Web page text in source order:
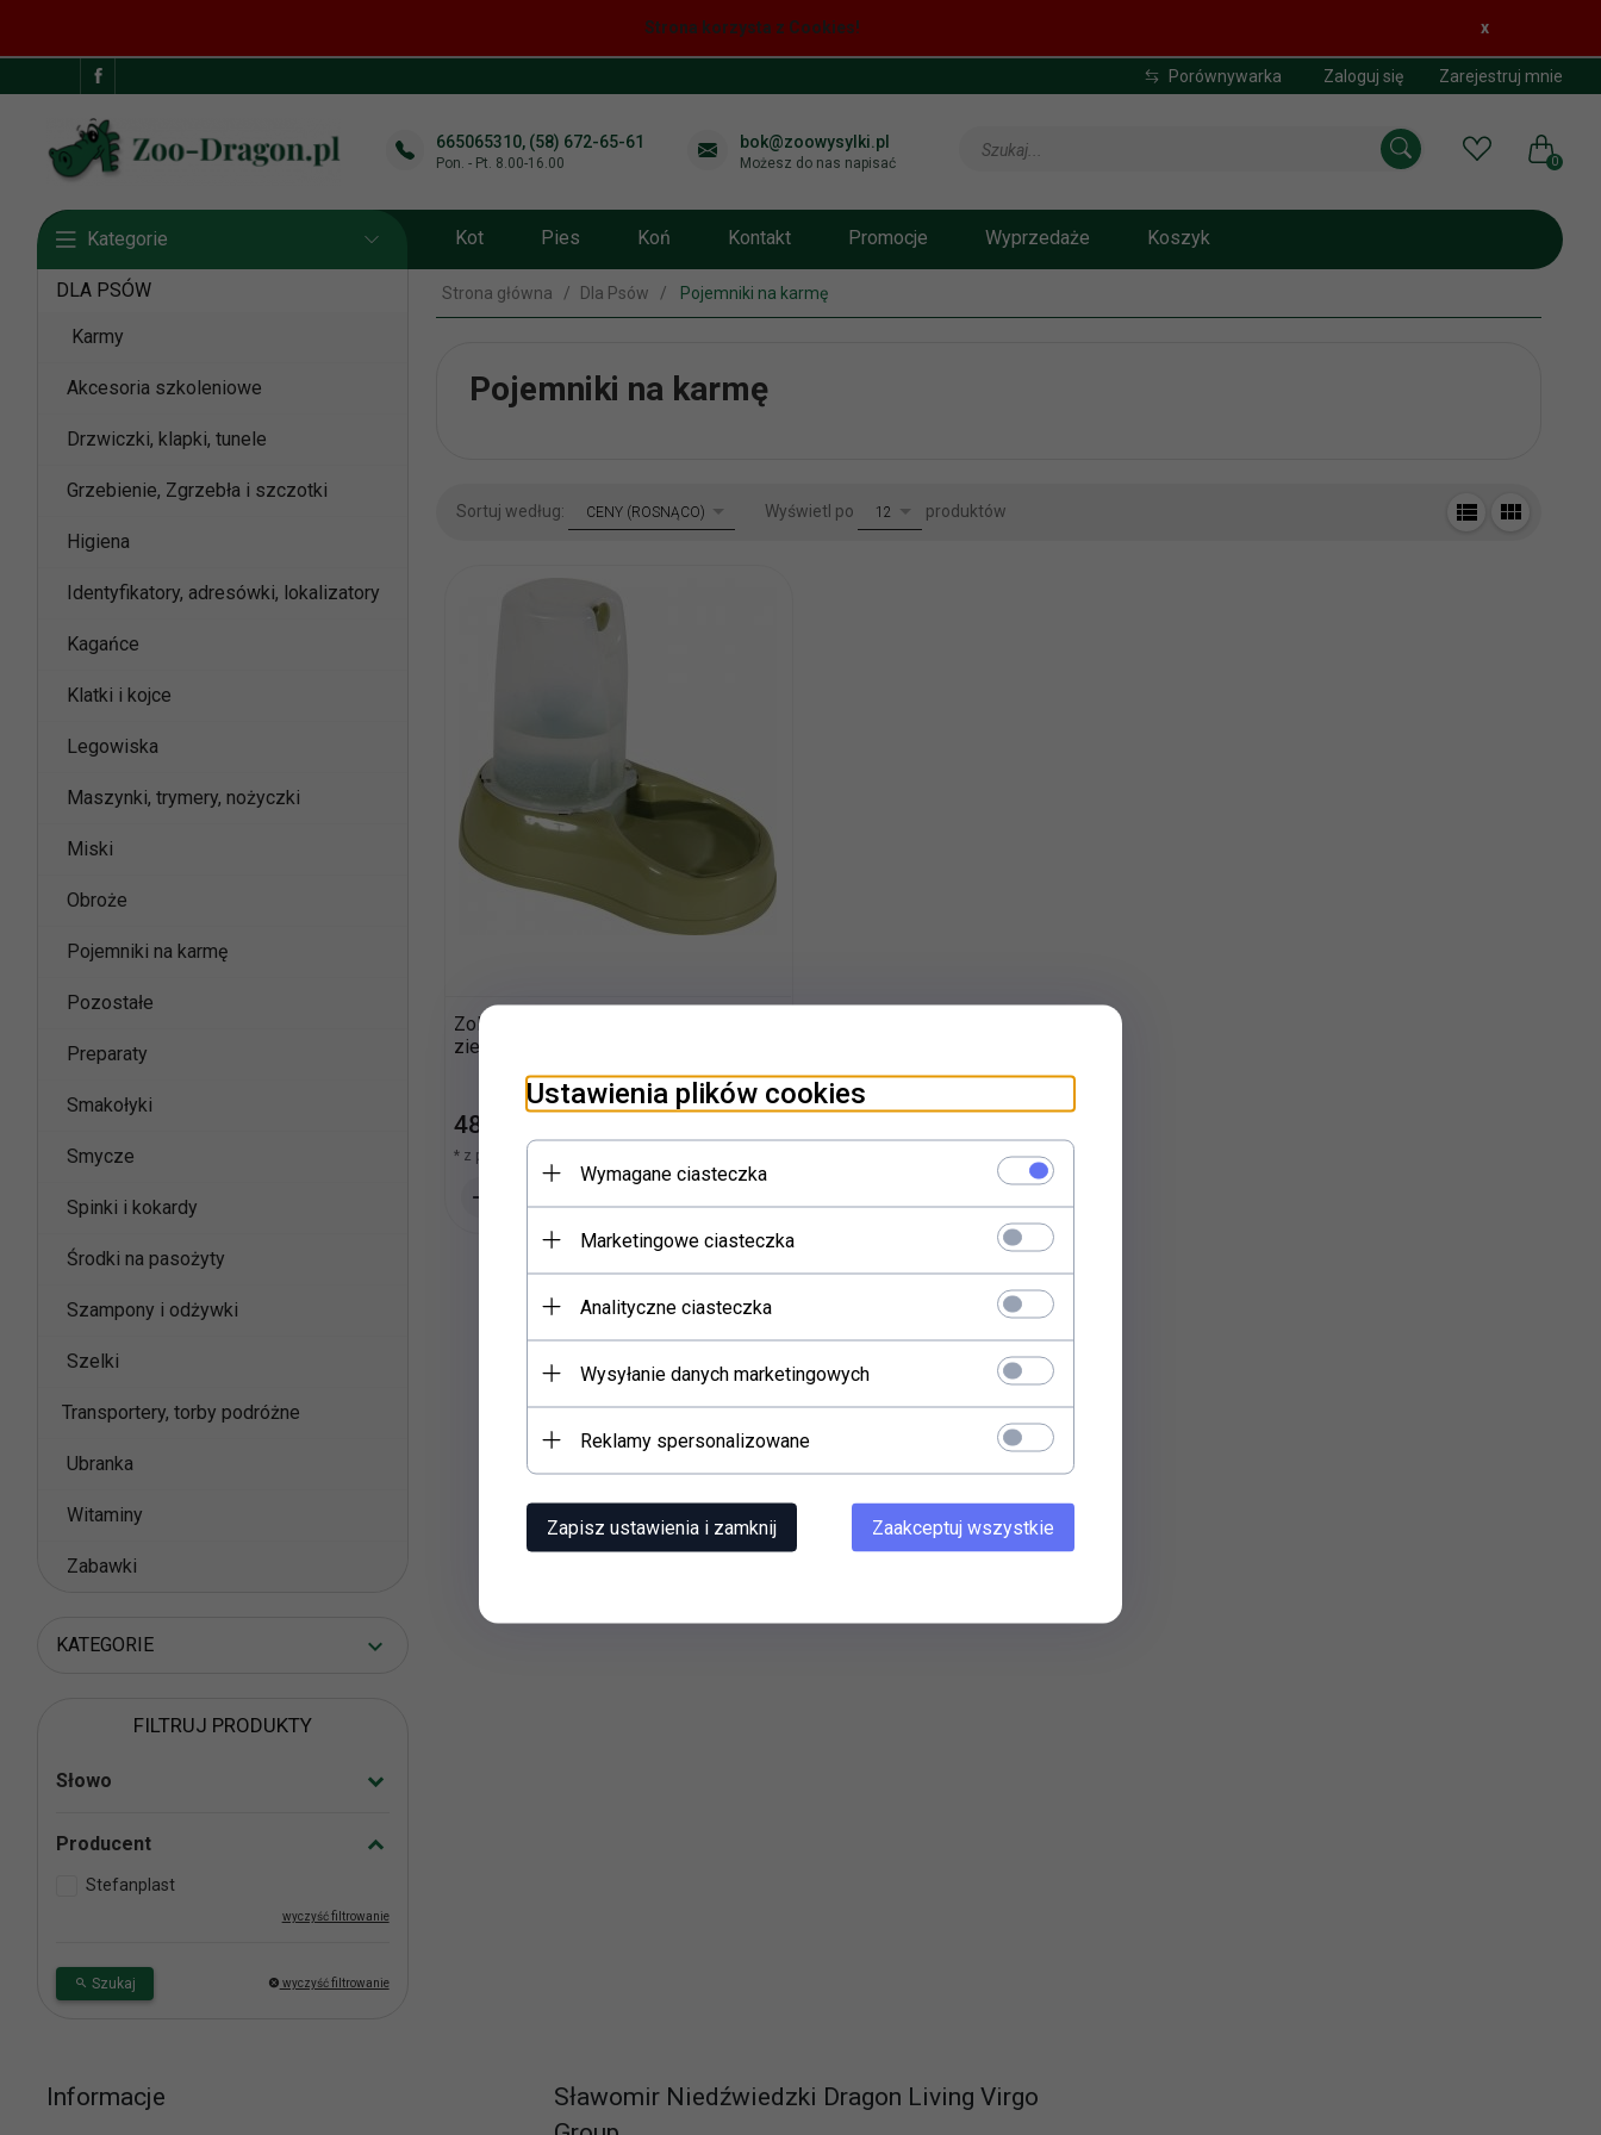
Strona korzysta z Cookies! x
Porównywarka Zaloguj się Zarejestruj mnie
665065310, (58) 672-65-61
Pon. - Pt. 8.00-16.00
bok@zoowysylki.pl
Możesz do nas napisać
Szukaj...
0
Kategorie Kot Pies Koń Kontakt Promocje Wyprzedaże Koszyk
DLA PSÓW
Karmy
Akcesoria szkoleniowe
Drzwiczki, klapki, tunele
Grzebienie, Zgrzebła i szczotki
Higiena
Identyfikatory, adresówki, lokalizatory
Kagańce
Klatki i kojce
Legowiska
Maszynki, trymery, nożyczki
Miski
Obroże
Pojemniki na karmę
Pozostałe
Preparaty
Smakołyki
Smycze
Spinki i kokardy
Środki na pasożyty
Szampony i odżywki
Szelki
Transportery, torby podróżne
Ubranka
Witaminy
Zabawki
KATEGORIE
FILTRUJ PRODUKTY
Słowo
Producent
Stefanplast
wyczyść filtrowanie
Szukaj wyczyść filtrowanie
Strona główna Dla Psów Pojemniki na karmę
Pojemniki na karmę
Sortuj według: sortCENY (ROSNĄCO) Wyświetl po pop12 produktów
Zolux Dystrybutor woda BREAK jasno
zielony 6,5L
48,
* z podatkiem VAT
Informacje
Sławomir Niedźwiedzki Dragon Living Virgo
Ustawienia plików cookies
Wymagane ciasteczka
Marketingowe ciasteczka
Analityczne ciasteczka
Wysyłanie danych marketingowych
Reklamy spersonalizowane
Zapisz ustawienia i zamknij Zaakceptuj wszystkie